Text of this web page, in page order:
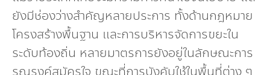
ยังมีช่องว่างสำคัญหลายประการ ทั้งด้านกฎหมาย
โครงสร้างพื้นฐาน และการบริหารจัดการขยะใน
ระดับท้องถิ่น หลายมาตรการยังอยู่ในลักษณะการ